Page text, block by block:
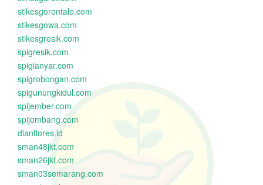
stikesgorontalo.com
stikesgowa.com
stikesgresik.com
spigresik.com
spigianyar.com
spigrobongan.com
spigunungkidul.com
spijember.com
spijombang.com
dianflores.id
sman48jkt.com
sman26jkt.com
sman03semarang.com